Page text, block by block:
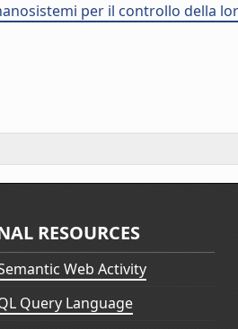
per il controllo della
RESOURCES
Web Activity
Query Language